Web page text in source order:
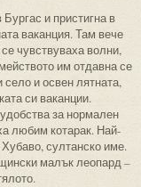
и пристигна в
ваканция. Там вече
чувствуваха волни,
им отдавна се
и освен лятната,
си ваканции.
за нормален
любим котарак. Най-
султанско име.
малък леопард –